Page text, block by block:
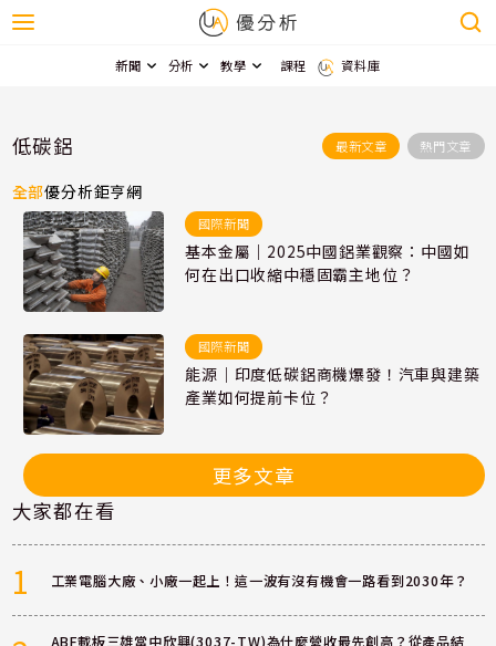
新聞 分析 教學 課程 資料庫
低碳鋁 最新文章 熱門文章
全部優分析鉅亨網
國際新聞
基本金屬｜2025中國鋁業觀察：中國如
何在出口收縮中穩固霸主地位？
國際新聞
能源｜印度低碳鋁商機爆發！汽車與建築
產業如何提前卡位？
更多文章
大家都在看
1 工業電腦大廠、小廠一起上！這一波有沒有機會一路看到2030年？
ABF載板三雄當中欣興(3037-TW)為什麼營收最先創高？從產品結